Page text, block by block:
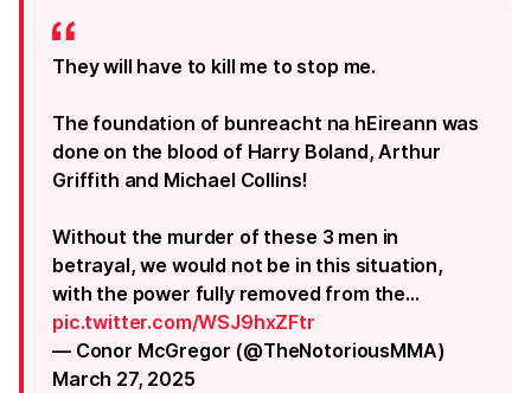
They will have to kill me to stop me.
The foundation of bunreacht na hEireann was
done on the blood of Harry Boland, Arthur
Griffith and Michael Collins!
Without the murder of these 3 men in
betrayal, we would not be in this situation,
with the power fully removed from the…
pic.twitter.com/WSJ9hxZFtr
— Conor McGregor (@TheNotoriousMMA)
March 27, 2025